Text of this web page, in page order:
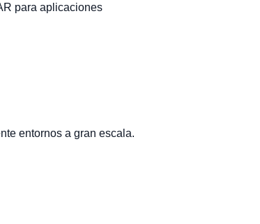
para aplicaciones
entornos a gran escala.